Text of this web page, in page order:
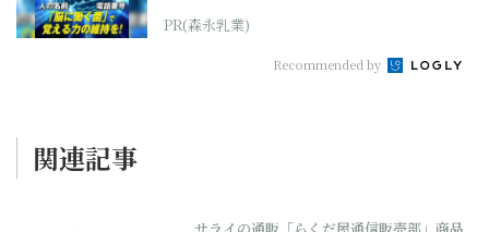
PR(森永乳業)
Recommended by
関連記事